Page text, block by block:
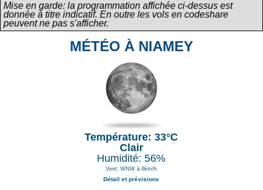
Mise en garde: la programmation affichée ci-dessus est
donnée à titre indicatif. En outre les vols en codeshare
peuvent ne pas s'afficher.
MÉTÉO À NIAMEY
Température: 33°C
Clair
Humidité: 56%
Vent: WNW à 6km/h
Détail et prévisions